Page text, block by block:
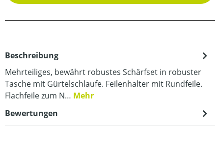
Beschreibung
Mehrteiliges, bewährt robustes Schärfset in robuster
Tasche mit Gürtelschlaufe. Feilenhalter mit Rundfeile.
Flachfeile zum N… Mehr
Bewertungen